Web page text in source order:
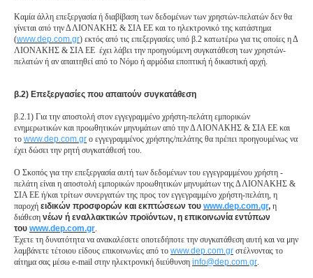
Καμία άλλη επεξεργασία ή διαβίβαση των δεδομένων των χρηστών-πελατών δεν θα
γίνεται από την Δ ΛΙΟΝΑΚΗΣ & ΣΙΑ ΕΕ και το ηλεκτρονικό της κατάστημα
(www.dep.com.gr) εκτός από τις επεξεργασίες υπό β.2 κατωτέρω για τις οποίες η Δ
ΛΙΟΝΑΚΗΣ & ΣΙΑ ΕΕ έχει λάβει την προηγούμενη συγκατάθεση των χρηστών-
πελατών ή αν απαιτηθεί από το Νόμο ή αρμόδια εποπτική ή δικαστική αρχή.
β.2) Επεξεργασίες που απαιτούν συγκατάθεση
β.2.1) Για την αποστολή στον εγγεγραμμένο χρήστη-πελάτη εμπορικών
ενημερωτικών και προωθητικών μηνυμάτων από την Δ ΛΙΟΝΑΚΗΣ & ΣΙΑ ΕΕ και
το www.dep.com.gr ο εγγεγραμμένος χρήστης/πελάτης θα πρέπει προηγουμένως να
έχει δώσει την ρητή συγκατάθεσή του.
Ο Σκοπός για την επεξεργασία αυτή των δεδομένων του εγγεγραμμένου χρήστη -
πελάτη είναι η αποστολή εμπορικών προωθητικών μηνυμάτων της Δ ΛΙΟΝΑΚΗΣ &
ΣΙΑ ΕΕ ή/και τρίτων συνεργατών της προς τον εγγεγραμμένο χρήστη-πελάτη, η
παροχή ειδικών προσφορών και εκπτώσεων του www.dep.com.gr, η
διάθεση νέων ή εναλλακτικών προϊόντων, η επικοινωνία εντύπων
του www.dep.com.gr
Έχετε τη δυνατότητα να ανακαλέσετε οποτεδήποτε την συγκατάθεση αυτή και να μην
λαμβάνετε τέτοιου είδους επικοινωνίες από το www.dep.com.gr στέλνοντας το
αίτημα σας μέσω e-mail στην ηλεκτρονική διεύθυνση info@dep com gr